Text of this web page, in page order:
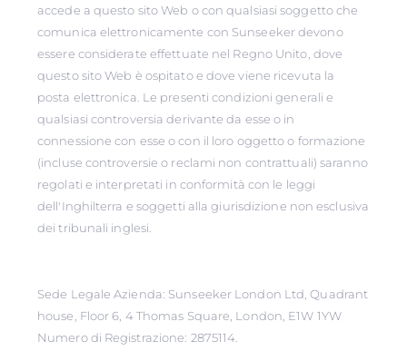
accede a questo sito Web o con qualsiasi soggetto che
comunica elettronicamente con Sunseeker devono
essere considerate effettuate nel Regno Unito, dove
questo sito Web è ospitato e dove viene ricevuta la
posta elettronica. Le presenti condizioni generali e
qualsiasi controversia derivante da esse o in
connessione con esse o con il loro oggetto o formazione
(incluse controversie o reclami non contrattuali) saranno
regolati e interpretati in conformità con le leggi
dell'Inghilterra e soggetti alla giurisdizione non esclusiva
dei tribunali inglesi.
Sede Legale Azienda: Sunseeker London Ltd, Quadrant
house, Floor 6, 4 Thomas Square, London, E1W 1YW
Numero di Registrazione: 2875114.